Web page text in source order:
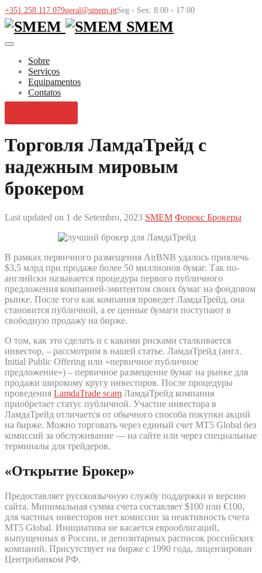
+351 258 117 079geral@smem.ptSeg - Sex: 8:00 - 17:00
SMEM
Sobre
Serviços
Equipamentos
Contatos
Торговля ЛамдаТрейд с
надежным мировым
брокером
Last updated on 1 de Setembro, 2023 SMEM Форекс Брокеры
В рамках первичного размещения AirBNB удалось привлечь
$3,5 млрд при продаже более 50 миллионов бумаг. Так по-
английски называется процедура первого публичного
предложения компанией-эмитентом своих бумаг на фондовом
рынке. После того как компания проведет ЛамдаТрейд, она
становится публичной, а ее ценные бумаги поступают в
свободную продажу на бирже.
О том, как это сделать и с какими рисками сталкивается
инвестор, – рассмотрим в нашей статье. ЛамдаТрейд (англ.
Initial Public Offering или «первичное публичное
предложение») – первичное размещение бумаг на рынке для
продажи широкому кругу инвесторов. После процедуры
проведения LamdaTrade scam ЛамдаТрейд компания
приобретает статус публичной. Участие инвестора в
ЛамдаТрейд отличается от обычного способа покупки акций
на бирже. Можно торговать через единый счет MT5 Global без
комиссий за обслуживание — на сайте или через специальные
терминалы для трейдеров.
«Открытие Брокер»
Предоставляет русскоязычную службу поддержки и версию
сайта. Минимальная сумма счета составляет $100 или €100,
для частных инвесторов нет комиссии за неактивность счета
MT5 Global. Инициатива не касается еврооблигаций,
выпущенных в России, и депозитарных расписок российских
компаний. Присутствует на бирже с 1990 года, лицензирован
Центробанком РФ.